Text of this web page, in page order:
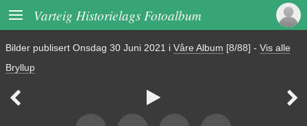
 Varteig Historielags Fotoalbum
Bilder publisert Onsdag 30 Juni 2021 i Våre Album [8/88] - Vis alle
Bryllup
  